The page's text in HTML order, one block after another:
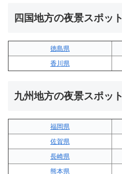
四国地方の夜景スポット
徳島県
香川県
九州地方の夜景スポット
福岡県
佐賀県
長崎県
熊本県